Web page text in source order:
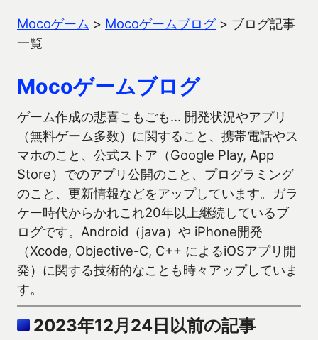
Mocoゲーム > Mocoゲームブログ> ブログ記事
一覧
Mocoゲームブログ
ゲーム作成の悲喜こもごも… 開発状況やアプリ
（無料ゲーム多数）に関すること、携帯電話やス
マホのこと、公式ストア（Google Play, App
Store）でのアプリ公開のこと、プログラミング
のこと、更新情報などをアップしています。ガラ
ケー時代からかれこれ20年以上継続しているブ
ログです。Android（java）や iPhone開発
（Xcode, Objective-C, C++ によるiOSアプリ開
発）に関する技術的なことも時々アップしていま
す。
2023年12月24日以前の記事